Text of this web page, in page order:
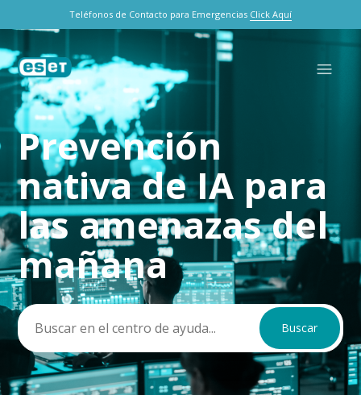
Teléfonos de Contacto para Emergencias Click Aquí
Búsqueda
Prevención
nativa de IA para
las amenazas del
mañana